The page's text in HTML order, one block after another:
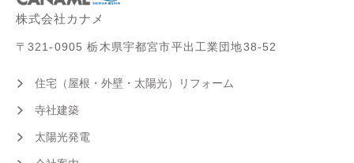
株式会社カナメ
〒321-0905 栃木県宇都宮市平出工業団地38-52
住宅（屋根・外壁・太陽光）リフォーム
寺社建築
太陽光発電